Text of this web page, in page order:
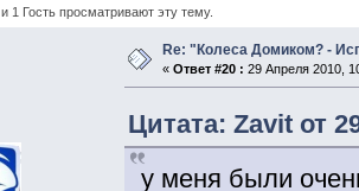
1 Гость просматривают эту тему.
Re: "Колеса Домиком? -
«Ответ #20 : 29 Апреля 2010,
Цитата: Zavit от
у меня были